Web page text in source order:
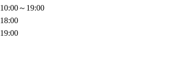
10:00～19:00
18:00
19:00